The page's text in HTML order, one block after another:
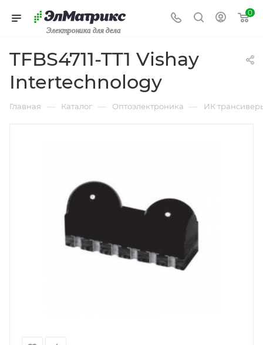
Электроника для дела
0
TFBS4711-TT1 Vishay
Intertechnology
Главная — Каталог — Оптоэлектроника — ИК